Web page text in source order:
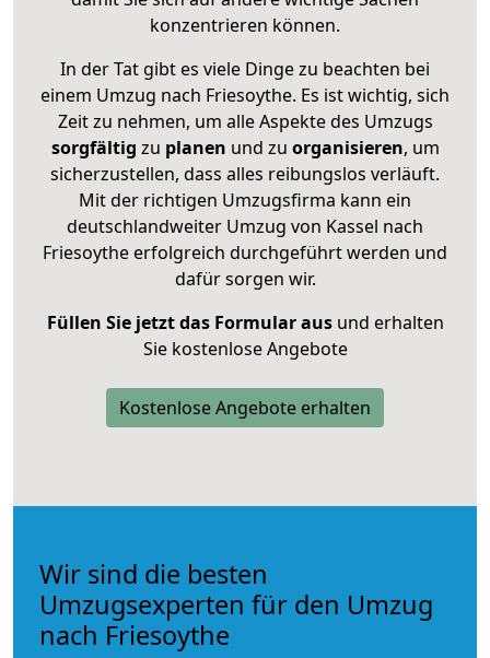
konzentrieren können.
In der Tat gibt es viele Dinge zu beachten bei
einem Umzug nach Friesoythe. Es ist wichtig, sich
Zeit zu nehmen, um alle Aspekte des Umzugs
sorgfältig zu planen und zu organisieren, um
sicherzustellen, dass alles reibungslos verläuft.
Mit der richtigen Umzugsfirma kann ein
deutschlandweiter Umzug von Kassel nach
Friesoythe erfolgreich durchgeführt werden und
dafür sorgen wir.
Füllen Sie jetzt das Formular ausund erhalten
Sie kostenlose Angebote
Kostenlose Angebote erhalten
Wir sind die besten
Umzugsexperten für den Umzug
nach Friesoythe